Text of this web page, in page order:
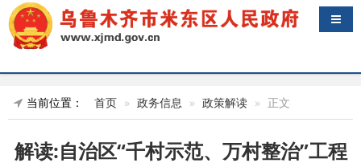
导航
当前位置： 首页 政务信息 政策解读 正文
解读:自治区“千村示范、万村整治”工程